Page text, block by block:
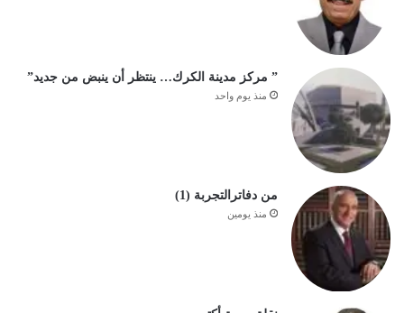
” مركز مدينة الكرك… ينتظر أن ينبض من جديد”
منذ يوم واحد
من دفاترالتجربة (1)
منذ يومين